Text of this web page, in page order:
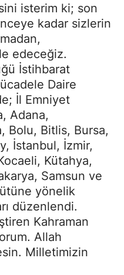
isterim ki; son
kadar sizlerin
edeceğiz.
İstihbarat
Daire
İl Emniyet
Adana,
Bolu, Bitlis, Bursa,
İstanbul, İzmir,
Kütahya,
Samsun ve
yönelik
düzenlendi.
Kahraman
Allah
Milletimizin